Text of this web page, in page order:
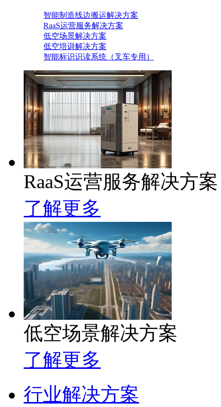
智能制造线边搬运解决方案
RaaS运营服务解决方案
低空场景解决方案
低空培训解决方案
智能标识识读系统（叉车专用）
RaaS运营服务解决方案
了解更多
低空场景解决方案
了解更多
行业解决方案